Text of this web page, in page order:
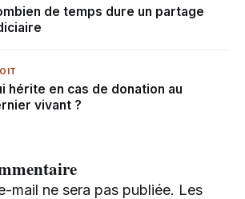
de temps dure un partage
hérite en cas de donation au
vivant ?
mail ne sera pas publiée. Les